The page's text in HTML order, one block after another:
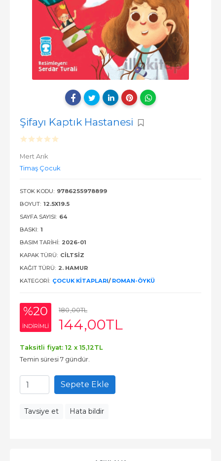
Şifayı Kaptık Hastanesi
Mert Arık
Timaş Çocuk
STOK KODU: 9786255978899
BOYUT: 12.5X19.5
SAYFA SAYISI: 64
BASKI: 1
BASIM TARIHI: 2026-01
KAPAK TÜRÜ: CILTSIZ
KAĞIT TÜRÜ: 2. HAMUR
KATEGORI: ÇOCUK KITAPLARI/ ROMAN-ÖYKÜ
%20
INDIRIMLI
180,00TL
144,00TL
Taksitli fiyat: 12 x 15,12TL
Temin süresi 7 gündür.
Sepete Ekle
Tavsiye et Hata bildir